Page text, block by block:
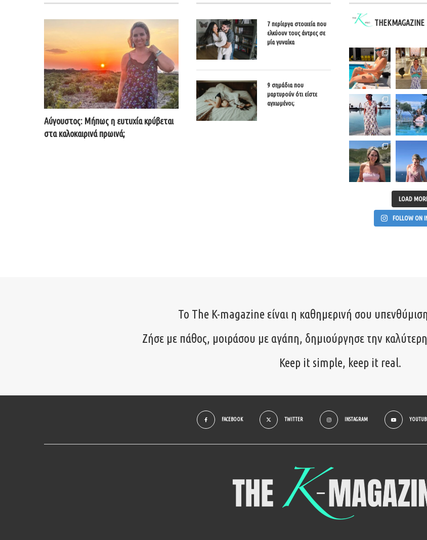
Αύγουστος: Μήπως η ευτυχία κρύβεται
στα καλοκαιρινά πρωινά;
7 περίεργα στοιχεία που
ελκύουν τους άντρες σε
μία γυναίκα
9 σημάδια που
μαρτυρούν ότι είστε
αγχωμένοι;
THEKMAGAZINE
LOAD
FOLLOW ON
Το The K-magazine είναι η καθημερινή σου
Ζήσε με πάθος, μοιράσου με αγάπη, δημιούργησε την
Keep it simple, keep it real.
FACEBOOK TWITTER INSTAGRAM